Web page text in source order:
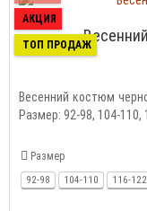
АКЦИЯ
ТОП ПРОДАЖ
Весенний костюм
Размер: 92-98, 104-110,
Размер
92-98 104-110 116-122